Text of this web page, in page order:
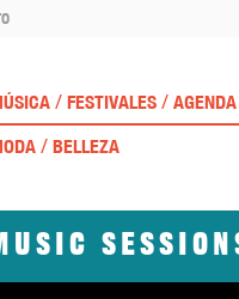
/ FESTIVALES / AGENDA
/ BELLEZA
Music